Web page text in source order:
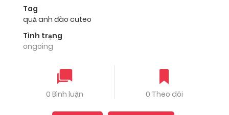
Tag
quả anh đào cuteo
Tình trạng
ongoing
0 Bình luận 0 Theo dõi